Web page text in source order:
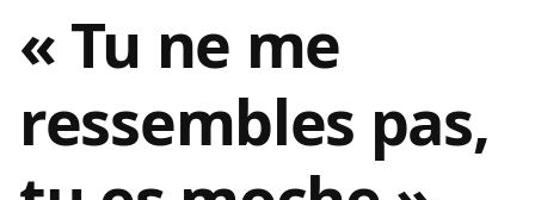
« Tu ne me
ressembles pas,